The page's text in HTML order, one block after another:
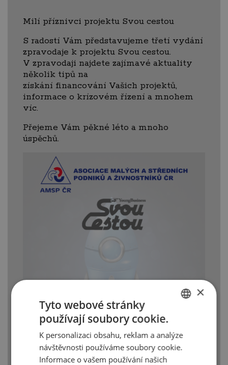
Milí příznivci projektu Svou cestou
S radostí Vám představujeme třetí vydání
zpravodaje k projektu Svou cestou.
V zpravodaji najdete zajímavé aktuality
několik tipů na
získání financování Vašich projektů,
informace o krízovém řízení a mnohem
víc.
Přejeme Vám pěkné léto a mnoho
úspěchů.
ENGLISH
×
Tyto webové stránky
používají soubory cookie.
K personalizaci obsahu, reklam a analýze
návštěvnosti používáme soubory cookie.
Informace o vašem používání našich